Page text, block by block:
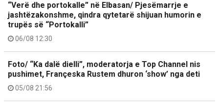
“Verë dhe portokalle” në Elbasan/ Pjesëmarrje e
jashtëzakonshme, qindra qytetarë shijuan humorin e
trupës së “Portokalli”
06/08 12:30
Foto/ “Ka dalë dielli”, moderatorja e Top Channel nis
pushimet, Françeska Rustem dhuron ‘show’ nga deti
05/08 21:56